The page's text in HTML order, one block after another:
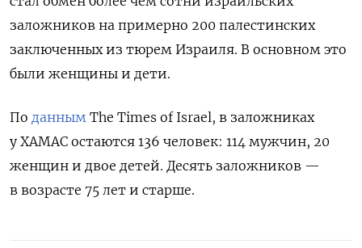
заложников на примерно 200 палестинских
заключенных из тюрем Израиля. В основном это
были женщины и дети.
По данным The Times of Israel, в заложниках
у ХАМАС остаются 136 человек: 114 мужчин, 20
женщин и двое детей. Десять заложников —
в возрасте 75 лет и старше.